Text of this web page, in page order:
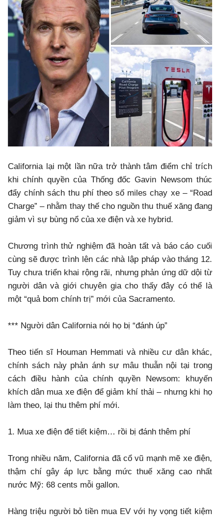
California lại một lần nữa trở thành tâm điểm chỉ trích
khi chính quyền của Thống đốc Gavin Newsom thúc
đẩy chính sách thu phí theo số miles chạy xe – “Road
Charge” – nhằm thay thế cho nguồn thu thuế xăng đang
giảm vì sự bùng nổ của xe điện và xe hybrid.
Chương trình thử nghiệm đã hoàn tất và báo cáo cuối
cùng sẽ được trình lên các nhà lập pháp vào tháng 12.
Tuy chưa triển khai rộng rãi, nhưng phản ứng dữ dội từ
người dân và giới chuyên gia cho thấy đây có thể là
một “quả bom chính trị” mới của Sacramento.
*** Người dân California nói họ bị “đánh úp”
Theo tiến sĩ Houman Hemmati và nhiều cư dân khác,
chính sách này phản ánh sự mâu thuẫn nội tại trong
cách điều hành của chính quyền Newsom: khuyến
khích dân mua xe điện để giảm khí thải – nhưng khi họ
làm theo, lại thu thêm phí mới.
1. Mua xe điện để tiết kiệm… rồi bị đánh thêm phí
Trong nhiều năm, California đã cổ vũ mạnh mẽ xe điện,
thậm chí gây áp lực bằng mức thuế xăng cao nhất
nước Mỹ: 68 cents mỗi gallon.
Hàng triệu người bỏ tiền mua EV với hy vọng tiết kiệm